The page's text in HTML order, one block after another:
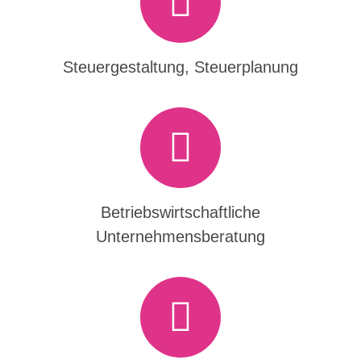
Steuergestaltung, Steuerplanung
Betriebswirtschaftliche
Unternehmensberatung